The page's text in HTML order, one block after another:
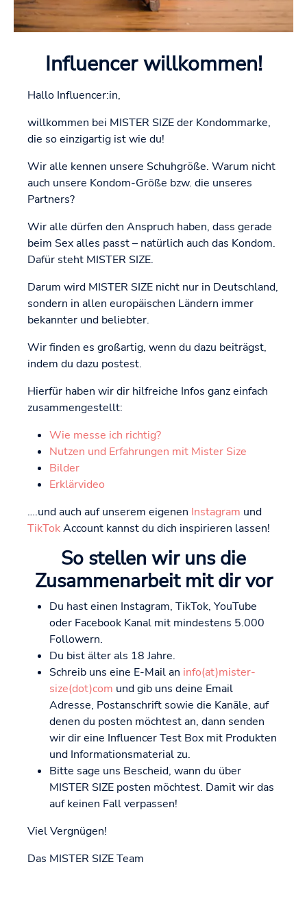
Influencer willkommen!
Hallo Influencer:in,
willkommen bei MISTER SIZE der Kondommarke,
die so einzigartig ist wie du!
Wir alle kennen unsere Schuhgröße. Warum nicht
auch unsere Kondom-Größe bzw. die unseres
Partners?
Wir alle dürfen den Anspruch haben, dass gerade
beim Sex alles passt – natürlich auch das Kondom.
Dafür steht MISTER SIZE.
Darum wird MISTER SIZE nicht nur in Deutschland,
sondern in allen europäischen Ländern immer
bekannter und beliebter.
Wir finden es großartig, wenn du dazu beiträgst,
indem du dazu postest.
Hierfür haben wir dir hilfreiche Infos ganz einfach
zusammengestellt:
Wie messe ich richtig?
Nutzen und Erfahrungen mit Mister Size
Bilder
Erklärvideo
….und auch auf unserem eigenen Instagram und
TikTokAccount kannst du dich inspirieren lassen!
So stellen wir uns die
Zusammenarbeit mit dir vor
Du hast einen Instagram, TikTok, YouTube
oder Facebook Kanal mit mindestens 5.000
Followern.
Du bist älter als 18 Jahre.
Schreib uns eine E-Mail an info(at)mister-
size(dot)com und gib uns deine Email
Adresse, Postanschrift sowie die Kanäle, auf
denen du posten möchtest an, dann senden
wir dir eine Influencer Test Box mit Produkten
und Informationsmaterial zu.
Bitte sage uns Bescheid, wann du über
MISTER SIZE posten möchtest. Damit wir das
auf keinen Fall verpassen!
Viel Vergnügen!
Das MISTER SIZE Team